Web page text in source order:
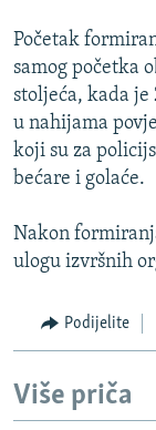
POPLAVE I
TV LIBERTY
POST SCRIPTUM
MOJA EVROPA
TRI DECENIJE OD
SVE KARTE
NASTANAK I
Sve RFE/RL
Početak
samog početka
stoljeća, kada
u nahijama
koji su za
bećare i golaće.
Nakon
ulogu izvršnih
Podijelite
Više priča